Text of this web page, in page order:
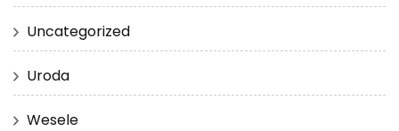
Uncategorized
Uroda
Wesele